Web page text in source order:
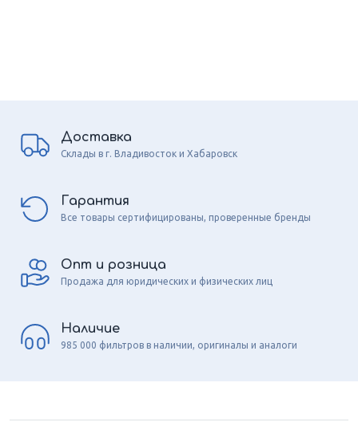
Доставка
Склады в г. Владивосток и Хабаровск
Гарантия
Все товары сертифицированы, проверенные бренды
Опт и розница
Продажа для юридических и физических лиц
Наличие
985 000 фильтров в наличии, оригиналы и аналоги